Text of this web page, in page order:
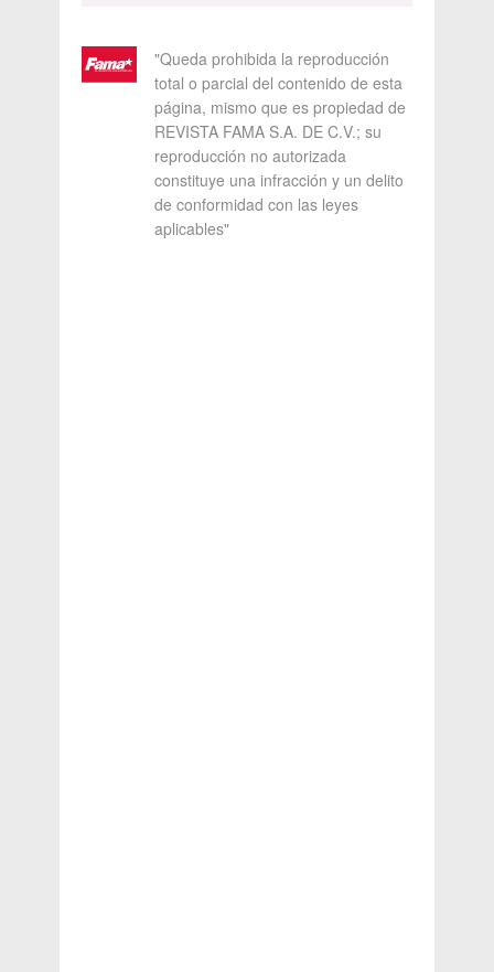
"Queda prohibida la reproducción
total o parcial del contenido de esta
página, mismo que es propiedad de
REVISTA FAMA S.A. DE C.V.; su
reproducción no autorizada
constituye una infracción y un delito
de conformidad con las leyes
aplicables"